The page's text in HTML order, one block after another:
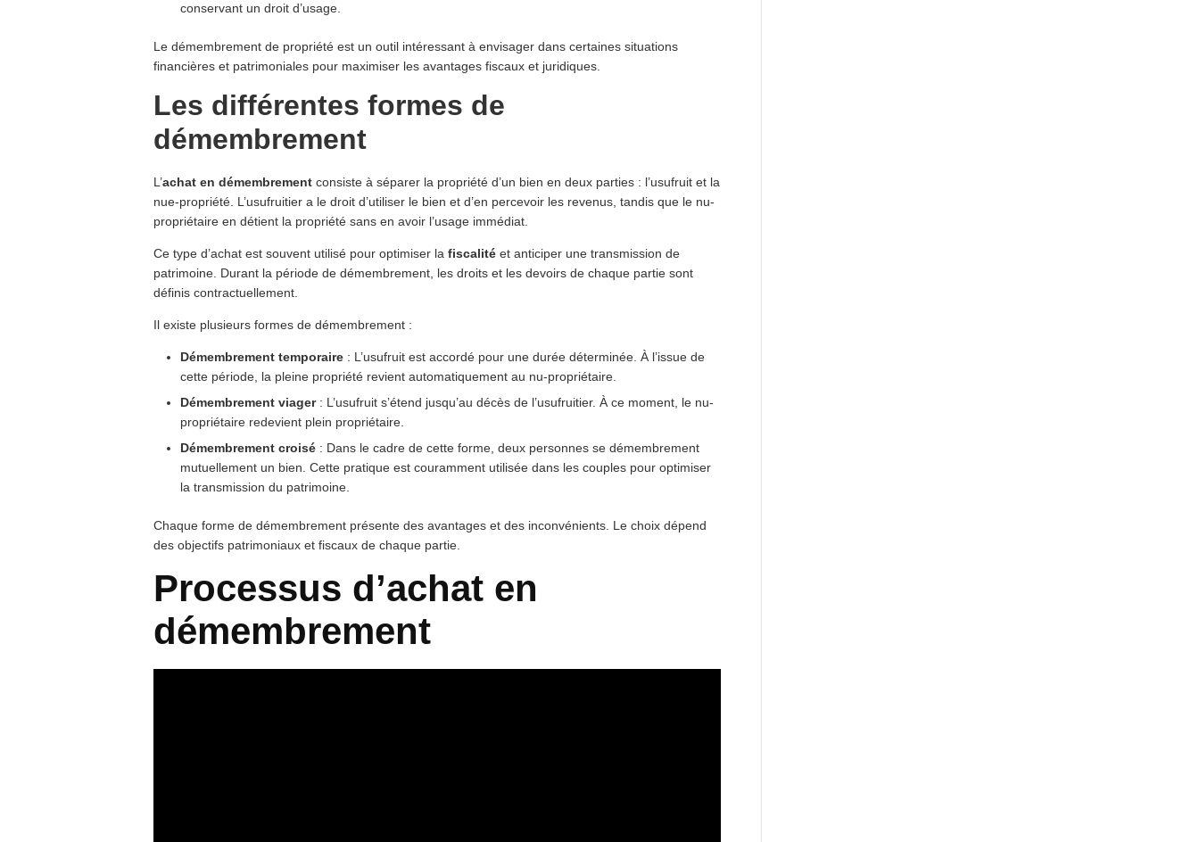
conservant un droit d’usage.
Le démembrement de propriété est un outil intéressant à envisager dans certaines situations
financières et patrimoniales pour maximiser les avantages fiscaux et juridiques.
Les différentes formes de
démembrement
L’achat en démembrement consiste à séparer la propriété d’un bien en deux parties : l’usufruit et la
nue-propriété. L’usufruitier a le droit d’utiliser le bien et d’en percevoir les revenus, tandis que le nu-
propriétaire en détient la propriété sans en avoir l’usage immédiat.
Ce type d’achat est souvent utilisé pour optimiser la fiscalité et anticiper une transmission de
patrimoine. Durant la période de démembrement, les droits et les devoirs de chaque partie sont
définis contractuellement.
Il existe plusieurs formes de démembrement :
Démembrement temporaire : L’usufruit est accordé pour une durée déterminée. À l’issue de
cette période, la pleine propriété revient automatiquement au nu-propriétaire.
Démembrement viager: L’usufruit s’étend jusqu’au décès de l’usufruitier. À ce moment, le nu-
propriétaire redevient plein propriétaire.
Démembrement croisé : Dans le cadre de cette forme, deux personnes se démembrement
mutuellement un bien. Cette pratique est couramment utilisée dans les couples pour optimiser
la transmission du patrimoine.
Chaque forme de démembrement présente des avantages et des inconvénients. Le choix dépend
des objectifs patrimoniaux et fiscaux de chaque partie.
Processus d’achat en
démembrement